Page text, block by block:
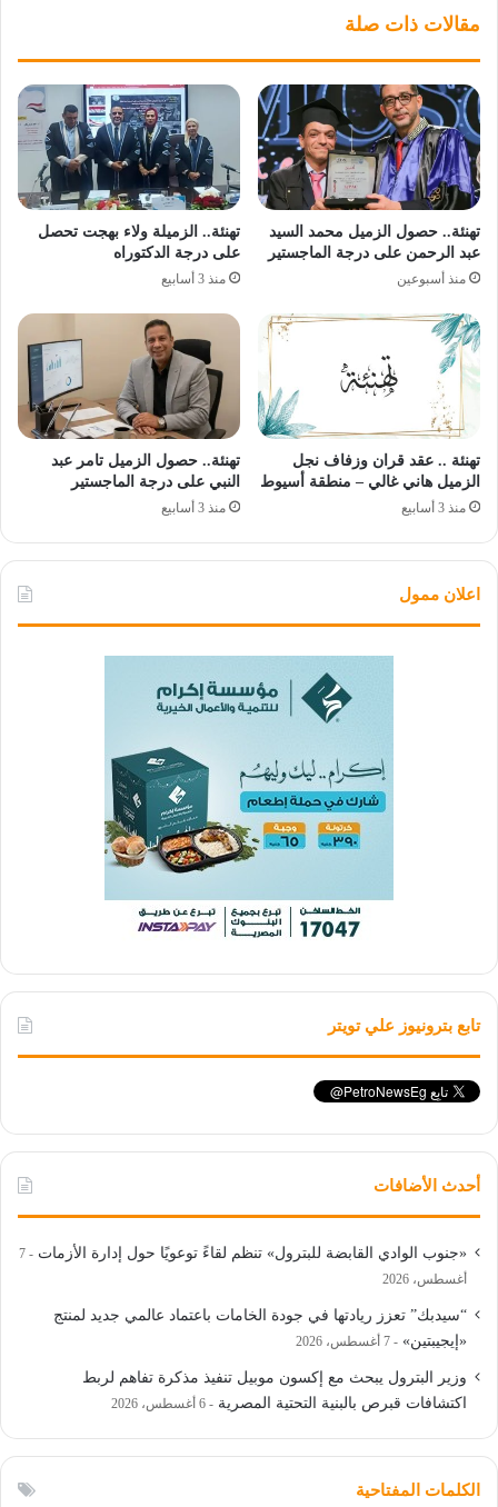
مقالات ذات صلة
تهنئة.. حصول الزميل محمد السيد
عبد الرحمن على درجة الماجستير
منذ أسبوعين
تهنئة.. الزميلة ولاء بهجت تحصل
على درجة الدكتوراه
منذ 3 أسابيع
تهنئة .. عقد قران وزفاف نجل
الزميل هاني غالي – منطقة أسيوط
منذ 3 أسابيع
تهنئة.. حصول الزميل تامر عبد
النبي على درجة الماجستير
منذ 3 أسابيع
اعلان ممول
تابع بترونيوز علي تويتر
أحدث الأضافات
«جنوب الوادي القابضة للبترول» تنظم لقاءً توعويًا حول إدارة الأزمات
7
أغسطس، 2026
“سيدبك” تعزز ريادتها في جودة الخامات باعتماد عالمي جديد لمنتج
«إيجيبتين»
7 أغسطس، 2026
وزير البترول يبحث مع إكسون موبيل تنفيذ مذكرة تفاهم لربط
اكتشافات قبرص بالبنية التحتية المصرية
6 أغسطس، 2026
الكلمات المفتاحية